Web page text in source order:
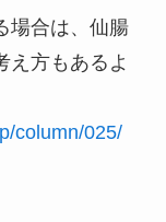
場合は、仙腸
え方もあるよ
column/025/